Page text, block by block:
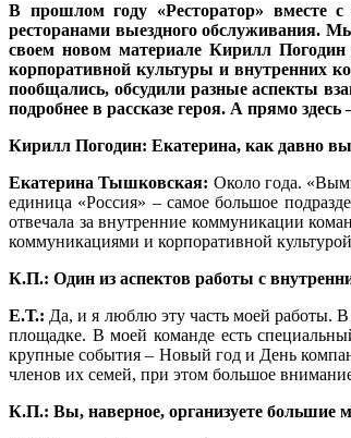
В прошлом году «Ресторатор» вместе
ресторанами выездного обслуживания.
своем новом материале Кирилл Погодин
корпоративной культуры и внутренних
пообщались, обсудили разные аспекты
подробнее в рассказе героя. А прямо
Кирилл Погодин: Екатерина, как давно
Екатерина Тышковская: Около года.
единица «Россия» – самое большое
отвечала за внутренние коммуникации
коммуникациями и корпоративной
К.П.: Один из аспектов работы с
Е.Т.:Да, и я люблю эту часть моей работы. В
площадке. В моей команде есть
крупные события – Новый год и День
членов их семей, при этом большое
К.П.: Вы, наверное, организуете большие